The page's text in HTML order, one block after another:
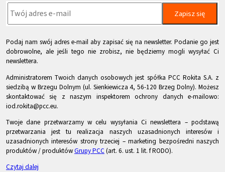
Zapisz się
Podaj nam swój adres e-mail aby zapisać się na newsletter. Podanie go jest
dobrowolne, ale jeśli tego nie zrobisz, nie będziemy mogli wysyłać Ci
newslettera.
Administratorem Twoich danych osobowych jest spółka PCC Rokita S.A. z
siedzibą w Brzegu Dolnym (ul. Sienkiewicza 4, 56-120 Brzeg Dolny). Możesz
skontaktować się z naszym inspektorem ochrony danych e-mailowo:
iod.rokita@pcc.eu.
Twoje dane przetwarzamy w celu wysyłania Ci newslettera – podstawą
przetwarzania jest tu realizacja naszych uzasadnionych interesów i
uzasadnionych interesów strony trzeciej – marketing bezpośredni naszych
produktów / produktówGrupy PCC (art. 6. ust. 1 lit. f RODO).
Czytaj dalej